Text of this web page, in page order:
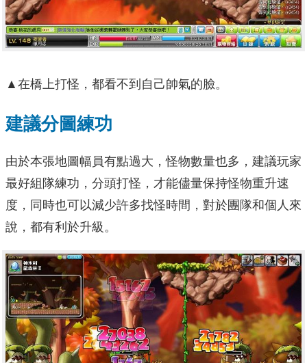
▲在橋上打怪，都看不到自己帥氣的臉。
建議分圖練功
由於本張地圖幅員有點過大，怪物數量也多，建議玩家
最好組隊練功，分頭打怪，才能儘量保持怪物重升速
度，同時也可以減少許多找怪時間，對於團隊和個人來
說，都有利於升級。